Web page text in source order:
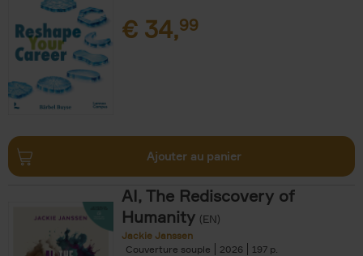
€ 34,99
Ajouter au panier
AI, The Rediscovery of
Humanity (EN)
Jackie Janssen
Couverture souple
2026 197